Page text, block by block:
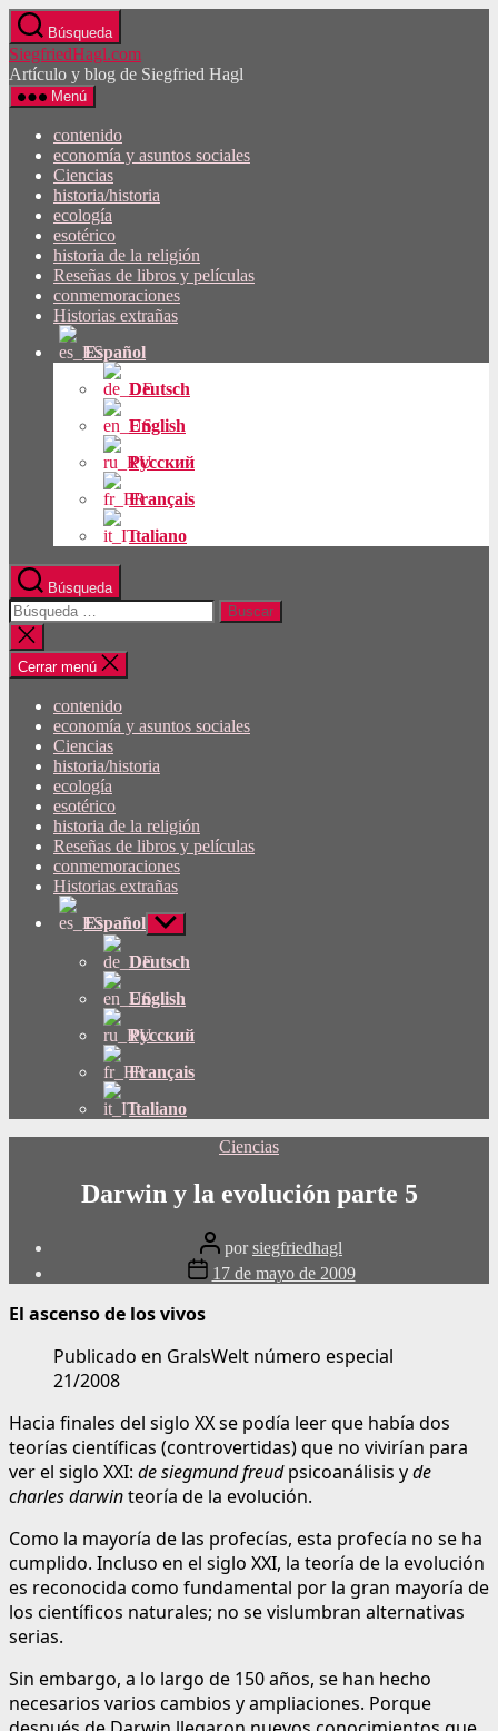
Saltar
al
contenido
Búsqueda
SiegfriedHagl.com
Artículo y blog de Siegfried Hagl
Menú
contenido
economía y asuntos sociales
Ciencias
historia/historia
ecología
esotérico
historia de la religión
Reseñas de libros y películas
conmemoraciones
Historias extrañas
Español
Deutsch
English
Русский
Français
Italiano
Búsqueda
Buscar:
Cerrar
búsqueda
Cerrar menú
contenido
economía y asuntos sociales
Ciencias
historia/historia
ecología
esotérico
historia de la religión
Reseñas de libros y películas
conmemoraciones
Historias extrañas
Español Mostrar
submenú
Deutsch
English
Русский
Français
Italiano
Categorías
Ciencias
Darwin y la evolución parte 5
Publicar
autor
porsiegfriedhagl
Fecha
de
publicación
17 de mayo de 2009
El ascenso de los vivos
Publicado en GralsWelt número especial
21/2008
Hacia finales del siglo XX se podía leer que había dos
teorías científicas (controvertidas) que no vivirían para
ver el siglo XXI: de siegmund freudpsicoanálisis yde
charles darwinteoría de la evolución.
Como la mayoría de las profecías, esta profecía no se ha
cumplido. Incluso en el siglo XXI, la teoría de la evolución
es reconocida como fundamental por la gran mayoría de
los científicos naturales; no se vislumbran alternativas
serias.
Sin embargo, a lo largo de 150 años, se han hecho
necesarios varios cambios y ampliaciones. Porque